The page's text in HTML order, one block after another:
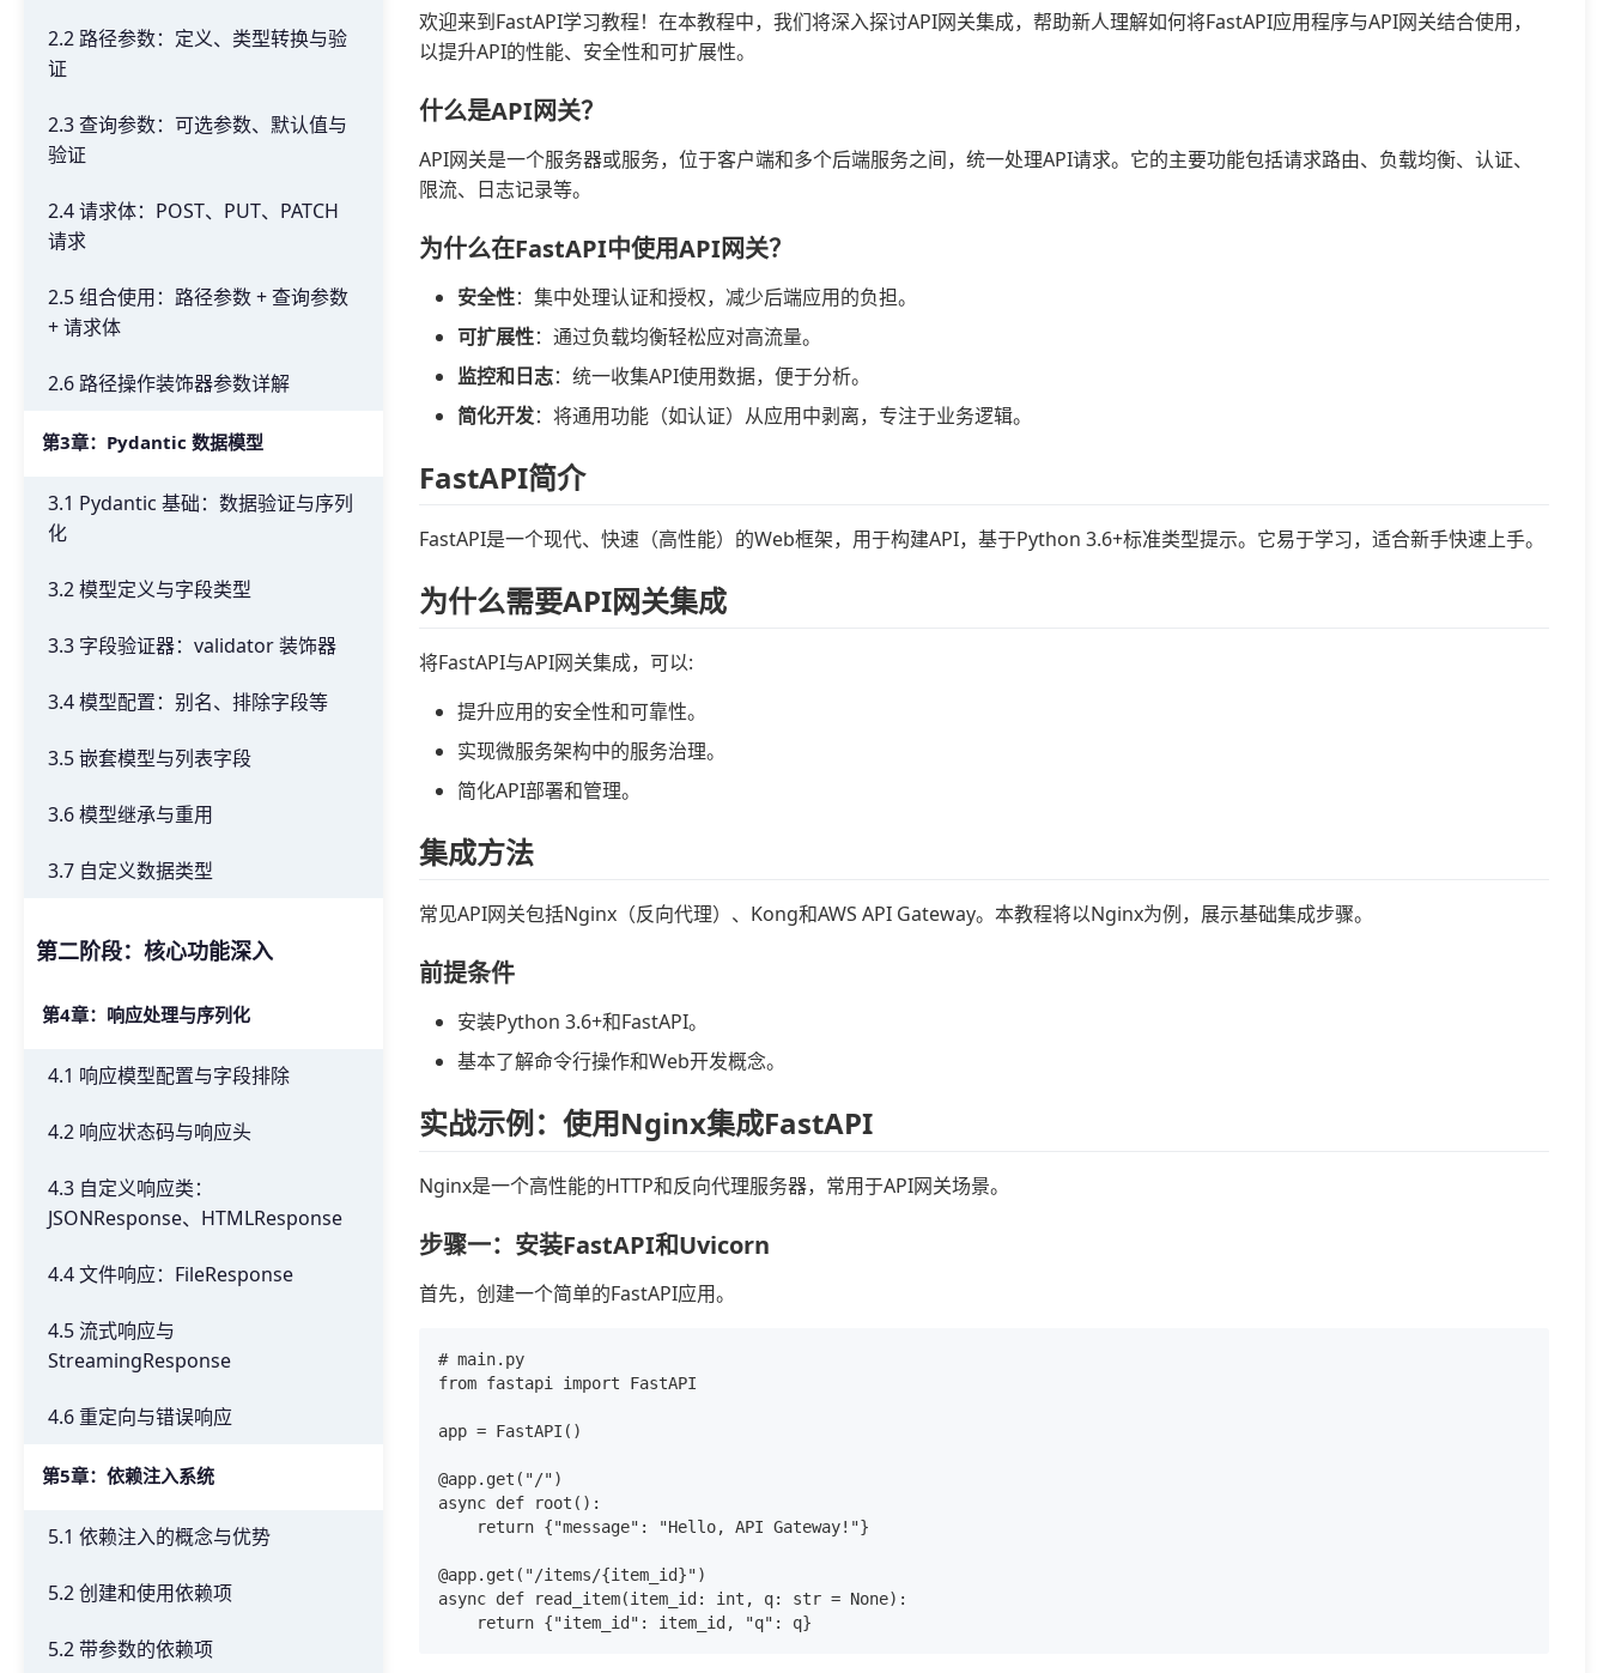
2.2 路径参数：定义、类型转换与验
证
2.3 查询参数：可选参数、默认值与
验证
2.4 请求体：POST、PUT、PATCH
请求
2.5 组合使用：路径参数 + 查询参数
+ 请求体
2.6 路径操作装饰器参数详解
第3章：Pydantic 数据模型
3.1 Pydantic 基础：数据验证与序列
化
3.2 模型定义与字段类型
3.3 字段验证器：validator 装饰器
3.4 模型配置：别名、排除字段等
3.5 嵌套模型与列表字段
3.6 模型继承与重用
3.7 自定义数据类型
第二阶段：核心功能深入
第4章：响应处理与序列化
4.1 响应模型配置与字段排除
4.2 响应状态码与响应头
4.3 自定义响应类：
JSONResponse、HTMLResponse
4.4 文件响应：FileResponse
4.5 流式响应与
StreamingResponse
4.6 重定向与错误响应
第5章：依赖注入系统
5.1 依赖注入的概念与优势
5.2 创建和使用依赖项
5.2 带参数的依赖项
欢迎来到FastAPI学习教程！在本教程中，我们将深入探讨API网关集成，帮助新人理解如何将FastAPI应用程序与API网关结合使用，
以提升API的性能、安全性和可扩展性。
什么是API网关？
API网关是一个服务器或服务，位于客户端和多个后端服务之间，统一处理API请求。它的主要功能包括请求路由、负载均衡、认证、
限流、日志记录等。
为什么在FastAPI中使用API网关？
安全性：集中处理认证和授权，减少后端应用的负担。
可扩展性：通过负载均衡轻松应对高流量。
监控和日志：统一收集API使用数据，便于分析。
简化开发：将通用功能（如认证）从应用中剥离，专注于业务逻辑。
FastAPI简介
FastAPI是一个现代、快速（高性能）的Web框架，用于构建API，基于Python 3.6+标准类型提示。它易于学习，适合新手快速上手。
为什么需要API网关集成
将FastAPI与API网关集成，可以:
提升应用的安全性和可靠性。
实现微服务架构中的服务治理。
简化API部署和管理。
集成方法
常见API网关包括Nginx（反向代理）、Kong和AWS API Gateway。本教程将以Nginx为例，展示基础集成步骤。
前提条件
安装Python 3.6+和FastAPI。
基本了解命令行操作和Web开发概念。
实战示例：使用Nginx集成FastAPI
Nginx是一个高性能的HTTP和反向代理服务器，常用于API网关场景。
步骤一：安装FastAPI和Uvicorn
首先，创建一个简单的FastAPI应用。
# main.py
from fastapi import FastAPI
app = FastAPI()
@app.get("/")
async def root():
    return {"message": "Hello, API Gateway!"}
@app.get("/items/{item_id}")
async def read_item(item_id: int, q: str = None):